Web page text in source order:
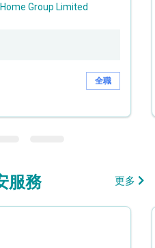
Group Limited
全職
服務 更多